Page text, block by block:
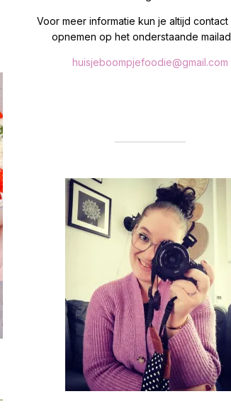
Voor meer informatie kun je altijd contact
opnemen op het onderstaande
huisjeboompjefoodie@gmail.com